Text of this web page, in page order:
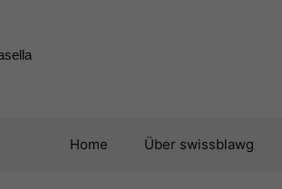
Home Über swissblawg